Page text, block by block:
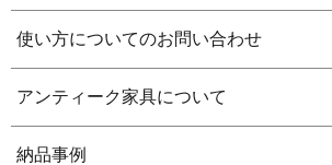
使い方についてのお問い合わせ
アンティーク家具について
納品事例